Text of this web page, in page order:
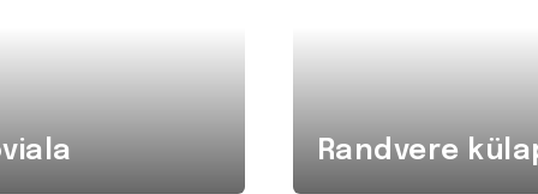
Randvere